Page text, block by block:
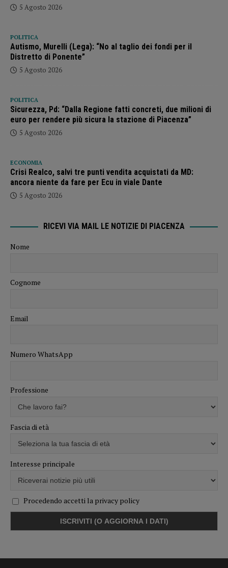
5 Agosto 2026
POLITICA
Autismo, Murelli (Lega): “No al taglio dei fondi per il
Distretto di Ponente”
5 Agosto 2026
POLITICA
Sicurezza, Pd: “Dalla Regione fatti concreti, due milioni di
euro per rendere più sicura la stazione di Piacenza”
5 Agosto 2026
ECONOMIA
Crisi Realco, salvi tre punti vendita acquistati da MD:
ancora niente da fare per Ecu in viale Dante
5 Agosto 2026
RICEVI VIA MAIL LE NOTIZIE DI PIACENZA
Nome
Cognome
Email
Numero WhatsApp
Professione
Fascia di età
Interesse principale
Procedendo accetti la privacy policy